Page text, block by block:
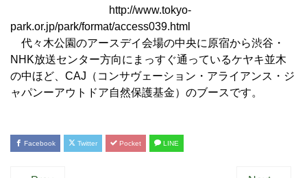
http://www.tokyo-
park.or.jp/park/format/access039.html
代々木公園のアースデイ会場の中央に原宿から渋谷・
NHK放送センター方向にまっすぐ通っているケヤキ並木
の中ほど、CAJ（コンサヴェーション・アライアンス・ジ
ャパンーアウトドア自然保護基金）のブースです。
Facebook Twitter Pocket LINE